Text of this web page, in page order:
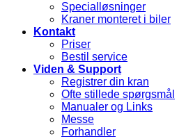
Specialløsninger
Kraner monteret i biler
Kontakt
Priser
Bestil service
Viden & Support
Registrer din kran
Ofte stillede spørgsmål
Manualer og Links
Messe
Forhandler